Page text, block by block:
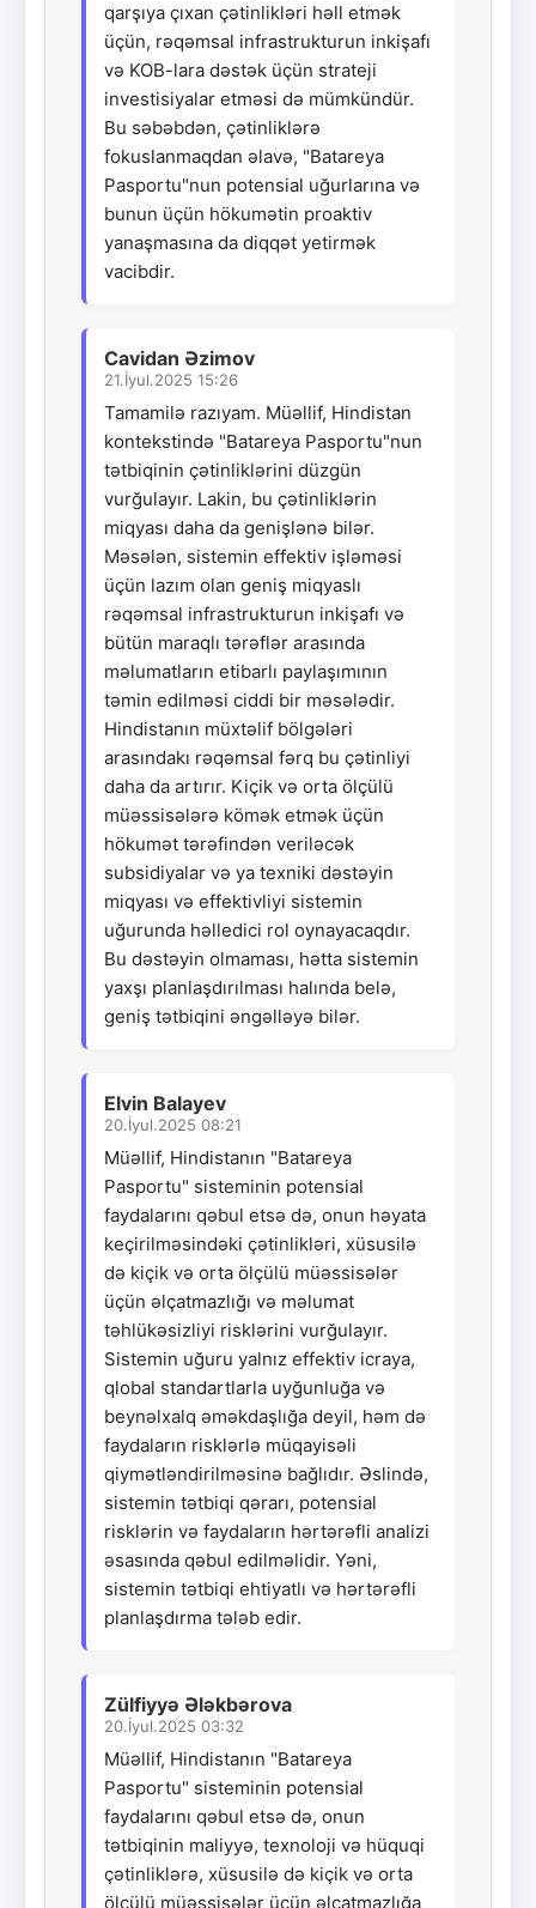
qarşıya çıxan çətinlikləri həll etmək
üçün, rəqəmsal infrastrukturun inkişafı
və KOB-lara dəstək üçün strateji
investisiyalar etməsi də mümkündür.
Bu səbəbdən, çətinliklərə
fokuslanmaqdan əlavə, "Batareya
Pasportu"nun potensial uğurlarına və
bunun üçün hökumətin proaktiv
yanaşmasına da diqqət yetirmək
vacibdir.
Cavidan Əzimov
21.İyul.2025 15:26
Tamamilə razıyam. Müəllif, Hindistan
kontekstində "Batareya Pasportu"nun
tətbiqinin çətinliklərini düzgün
vurğulayır. Lakin, bu çətinliklərin
miqyası daha da genişlənə bilər.
Məsələn, sistemin effektiv işləməsi
üçün lazım olan geniş miqyaslı
rəqəmsal infrastrukturun inkişafı və
bütün maraqlı tərəflər arasında
məlumatların etibarlı paylaşımının
təmin edilməsi ciddi bir məsələdir.
Hindistanın müxtəlif bölgələri
arasındakı rəqəmsal fərq bu çətinliyi
daha da artırır. Kiçik və orta ölçülü
müəssisələrə kömək etmək üçün
hökumət tərəfindən veriləcək
subsidiyalar və ya texniki dəstəyin
miqyası və effektivliyi sistemin
uğurunda həlledici rol oynayacaqdır.
Bu dəstəyin olmaması, hətta sistemin
yaxşı planlaşdırılması halında belə,
geniş tətbiqini əngəlləyə bilər.
Elvin Balayev
20.İyul.2025 08:21
Müəllif, Hindistanın "Batareya
Pasportu" sisteminin potensial
faydalarını qəbul etsə də, onun həyata
keçirilməsindəki çətinlikləri, xüsusilə
də kiçik və orta ölçülü müəssisələr
üçün əlçatmazlığı və məlumat
təhlükəsizliyi risklərini vurğulayır.
Sistemin uğuru yalnız effektiv icraya,
qlobal standartlarla uyğunluğa və
beynəlxalq əməkdaşlığa deyil, həm də
faydaların risklərlə müqayisəli
qiymətləndirilməsinə bağlıdır. Əslində,
sistemin tətbiqi qərarı, potensial
risklərin və faydaların hərtərəfli analizi
əsasında qəbul edilməlidir. Yəni,
sistemin tətbiqi ehtiyatlı və hərtərəfli
planlaşdırma tələb edir.
Zülfiyyə Ələkbərova
20.İyul.2025 03:32
Müəllif, Hindistanın "Batareya
Pasportu" sisteminin potensial
faydalarını qəbul etsə də, onun
tətbiqinin maliyyə, texnoloji və hüquqi
çətinliklərə, xüsusilə də kiçik və orta
ölçülü müəssisələr üçün əlçatmazlığa